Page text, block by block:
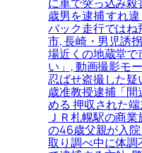
に車で突っ込み殺
歳男を逮捕 すれ
バック走行ではね
市, 長崎・男児誘
場近くの地蔵堂
い」, 動画撮影モ
忍ばせ盗撮した疑
歳准教授逮捕「
める 押収された
ＪＲ札幌駅の商
の46歳父親が入
取り調べ中に体調